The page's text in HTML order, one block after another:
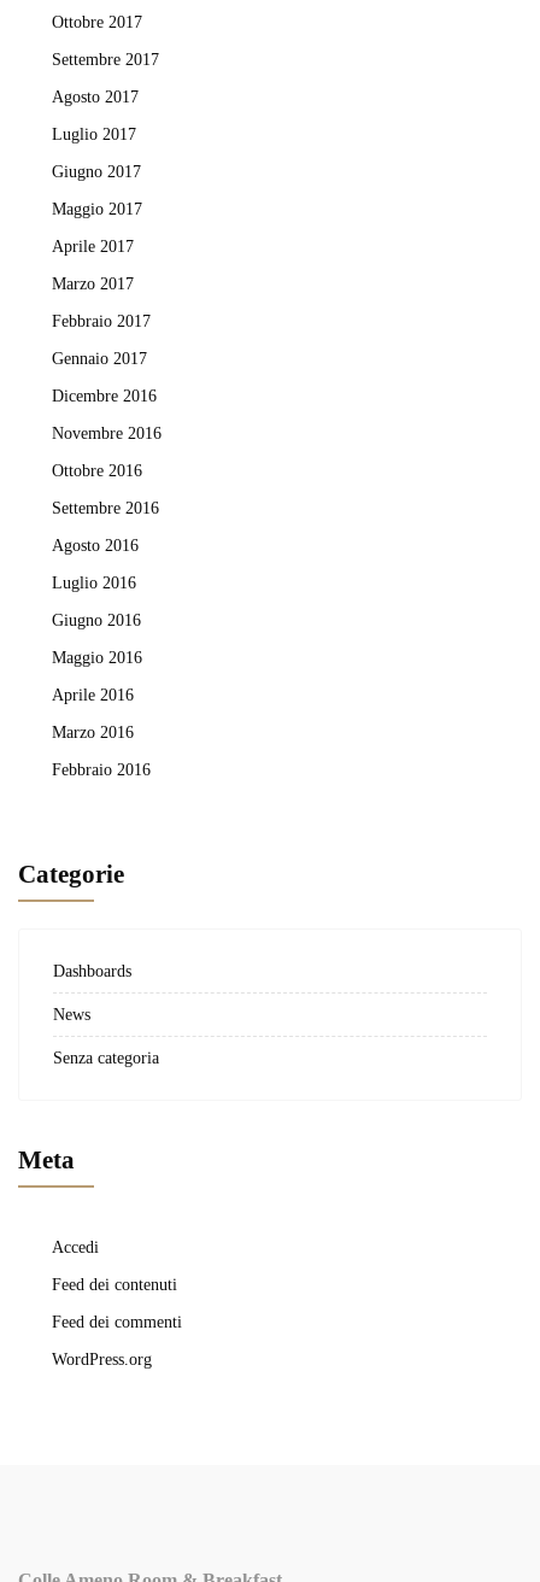
Ottobre 2017
Settembre 2017
Agosto 2017
Luglio 2017
Giugno 2017
Maggio 2017
Aprile 2017
Marzo 2017
Febbraio 2017
Gennaio 2017
Dicembre 2016
Novembre 2016
Ottobre 2016
Settembre 2016
Agosto 2016
Luglio 2016
Giugno 2016
Maggio 2016
Aprile 2016
Marzo 2016
Febbraio 2016
Categorie
Dashboards
News
Senza categoria
Meta
Accedi
Feed dei contenuti
Feed dei commenti
WordPress.org